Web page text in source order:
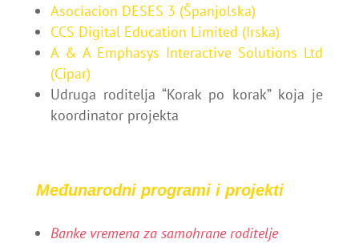
Asociacion DESES 3 (Španjolska)
CCS Digital Education Limited (Irska)
A & A Emphasys Interactive Solutions Ltd
(Cipar)
Udruga roditelja “Korak po korak” koja je
koordinator projekta
Međunarodni programi i projekti
Banke vremena za samohrane roditelje